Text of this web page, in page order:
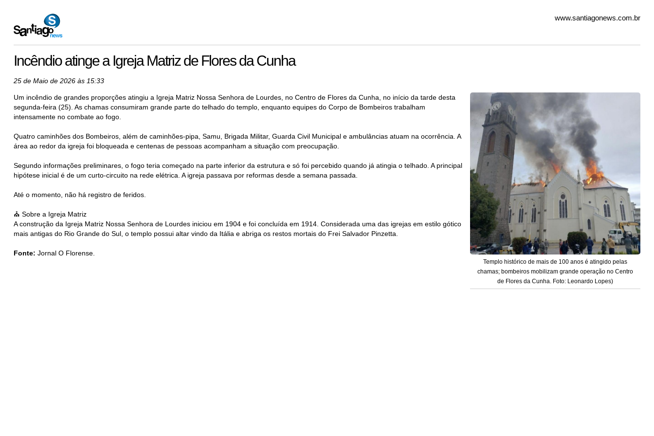
www.santiagonews.com.br
Incêndio atinge a Igreja Matriz de Flores da Cunha
25 de Maio de 2026 às 15:33
Templo histórico de mais de 100 anos é atingido pelas
chamas; bombeiros mobilizam grande operação no Centro
de Flores da Cunha. Foto: Leonardo Lopes)
Um incêndio de grandes proporções atingiu a Igreja Matriz Nossa Senhora de Lourdes, no Centro de Flores da Cunha, no início da tarde desta
segunda-feira (25). As chamas consumiram grande parte do telhado do templo, enquanto equipes do Corpo de Bombeiros trabalham
intensamente no combate ao fogo.
Quatro caminhões dos Bombeiros, além de caminhões-pipa, Samu, Brigada Militar, Guarda Civil Municipal e ambulâncias atuam na ocorrência. A
área ao redor da igreja foi bloqueada e centenas de pessoas acompanham a situação com preocupação.
Segundo informações preliminares, o fogo teria começado na parte inferior da estrutura e só foi percebido quando já atingia o telhado. A principal
hipótese inicial é de um curto-circuito na rede elétrica. A igreja passava por reformas desde a semana passada.
Até o momento, não há registro de feridos.
⛪ Sobre a Igreja Matriz
A construção da Igreja Matriz Nossa Senhora de Lourdes iniciou em 1904 e foi concluída em 1914. Considerada uma das igrejas em estilo gótico
mais antigas do Rio Grande do Sul, o templo possui altar vindo da Itália e abriga os restos mortais do Frei Salvador Pinzetta.
Fonte: Jornal O Florense.